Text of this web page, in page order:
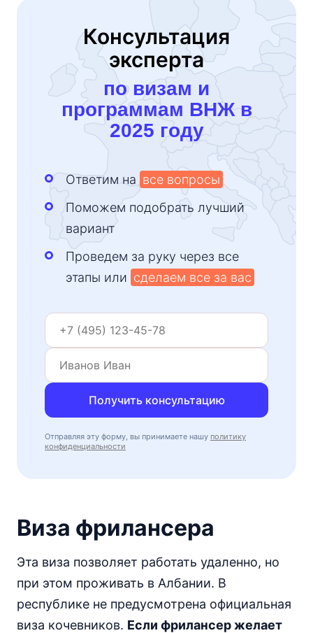
Консультация
эксперта
по визам и
программам ВНЖ в
2025 году
Ответим на все вопросы
Поможем подобрать лучший
вариант
Проведем за руку через все
этапы или сделаем все за вас
Получить консультацию
Отправляя эту форму, вы принимаете нашу политику
конфиденциальности
Виза фрилансера
Эта виза позволяет работать удаленно, но
при этом проживать в Албании. В
республике не предусмотрена официальная
виза кочевников. Если фрилансер желает